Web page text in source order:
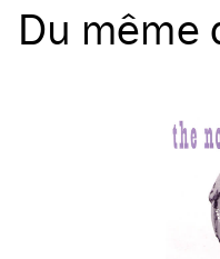
Du même